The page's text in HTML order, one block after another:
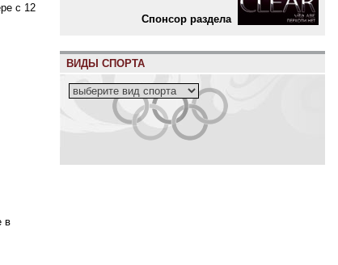
с 12
Cпонсор раздела
ВИДЫ СПОРТА
в